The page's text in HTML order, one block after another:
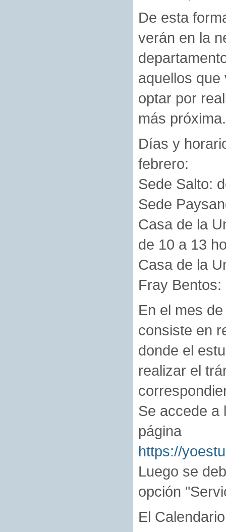
De esta
verán en la
aquellos que
optar por
más próxima.
Días y
febrero:
Sede Salto:
Sede
Casa de la
de 10 a 13
Casa de la
Fray
En el mes
consiste en
donde el
realizar el
Se accede a
página
https://
Luego se
opción
El